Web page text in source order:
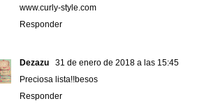
www.curly-style.com
Responder
Dezazu
31 de enero de 2018 a las 15:45
Preciosa lista!!besos
Responder